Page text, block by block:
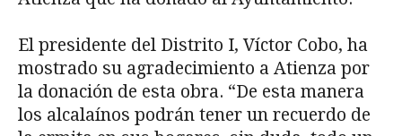
El presidente del Distrito I, Víctor Cobo, ha
mostrado su agradecimiento a Atienza por
la donación de esta obra. “De esta manera
los alcalaínos podrán tener un recuerdo de